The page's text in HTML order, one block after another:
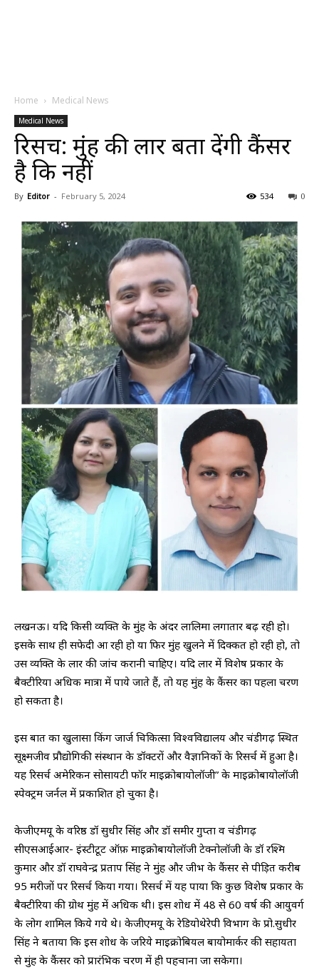
Home Medical News
Medical News
रिसर्च: मुंह की लार बता देंगी कैंसर
है कि नहीं
By Editor - February 5, 2024 0
534
लखनऊ। यदि किसी व्यक्ति के मुंह के अंदर लालिमा लगातार बढ़ रही हो।
इसके साथ ही सफेदी आ रही हो या फिर मुंह खुलने में दिक्कत हो रही हो, तो
उस व्यक्ति के लार की जांच करानी चाहिए। यदि लार में विशेष प्रकार के
बैक्टीरिया अधिक मात्रा में पाये जाते हैं, तो यह मुंह के कैंसर का पहला चरण
हो सकता है।
इस बात का खुलासा किंग जार्ज चिकित्सा विश्वविद्यालय और चंडीगढ़ स्थित
सूक्ष्मजीव प्रौद्योगिकी संस्थान के डॉक्टरों और वैज्ञानिकों के रिसर्च में हुआ है।
यह रिसर्च अमेरिकन सोसायटी फॉर माइक्रोबायोलॉजी” के माइक्रोबायोलॉजी
स्पेक्ट्रम जर्नल में प्रकाशित हो चुका है।
केजीएमयू के वरिष्ठ डॉ सुधीर सिंह और डॉ समीर गुप्ता व चंडीगढ़
सीएसआईआर- इंस्टीटूट ऑफ़ माइक्रोबायोलॉजी टेक्नोलॉजी के डॉ रश्मि
कुमार और डॉ राघवेन्द्र प्रताप सिंह ने मुंह और जीभ के कैंसर से पीड़ित करीब
95 मरीजों पर रिसर्च किया गया। रिसर्च में यह पाया कि कुछ विशेष प्रकार के
बैक्टीरिया की ग्रोथ मुंह में अधिक थी। इस शोध में 48 से 60 वर्ष की आयुवर्ग
के लोग शामिल किये गये थे। केजीएमयू के रेडियोथेरेपी विभाग के प्रो.सुधीर
सिंह ने बताया कि इस शोध के जरिये माइक्रोबियल बायोमार्कर की सहायता
से मुंह के कैंसर को प्रारंभिक चरण में ही पहचाना जा सकेगा।